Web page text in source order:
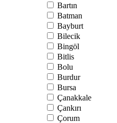
Bartın
Batman
Bayburt
Bilecik
Bingöl
Bitlis
Bolu
Burdur
Bursa
Çanakkale
Çankırı
Çorum